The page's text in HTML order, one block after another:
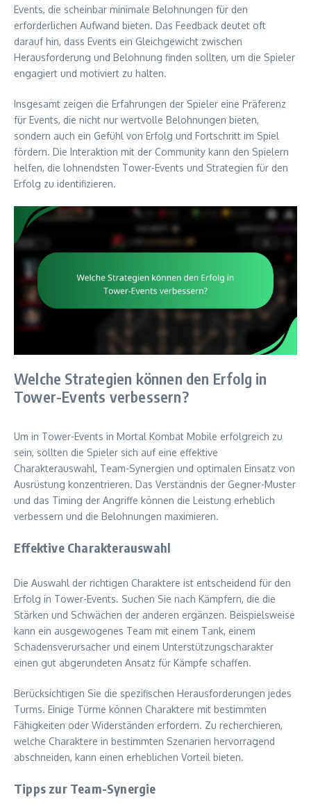
Events, die scheinbar minimale Belohnungen für den
erforderlichen Aufwand bieten. Das Feedback deutet oft
darauf hin, dass Events ein Gleichgewicht zwischen
Herausforderung und Belohnung finden sollten, um die Spieler
engagiert und motiviert zu halten.
Insgesamt zeigen die Erfahrungen der Spieler eine Präferenz
für Events, die nicht nur wertvolle Belohnungen bieten,
sondern auch ein Gefühl von Erfolg und Fortschritt im Spiel
fördern. Die Interaktion mit der Community kann den Spielern
helfen, die lohnendsten Tower-Events und Strategien für den
Erfolg zu identifizieren.
Welche Strategien können den Erfolg in
Tower-Events verbessern?
Um in Tower-Events in Mortal Kombat Mobile erfolgreich zu
sein, sollten die Spieler sich auf eine effektive
Charakterauswahl, Team-Synergien und optimalen Einsatz von
Ausrüstung konzentrieren. Das Verständnis der Gegner-Muster
und das Timing der Angriffe können die Leistung erheblich
verbessern und die Belohnungen maximieren.
Effektive Charakterauswahl
Die Auswahl der richtigen Charaktere ist entscheidend für den
Erfolg in Tower-Events. Suchen Sie nach Kämpfern, die die
Stärken und Schwächen der anderen ergänzen. Beispielsweise
kann ein ausgewogenes Team mit einem Tank, einem
Schadensverursacher und einem Unterstützungscharakter
einen gut abgerundeten Ansatz für Kämpfe schaffen.
Berücksichtigen Sie die spezifischen Herausforderungen jedes
Turms. Einige Türme können Charaktere mit bestimmten
Fähigkeiten oder Widerständen erfordern. Zu recherchieren,
welche Charaktere in bestimmten Szenarien hervorragend
abschneiden, kann einen erheblichen Vorteil bieten.
Tipps zur Team-Synergie